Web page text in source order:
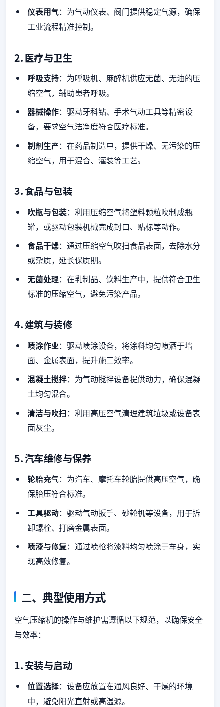
仪表用气：为气动仪表、阀门提供稳定气源，确保
工业流程精准控制。
2.医疗与卫生
呼吸支持：为呼吸机、麻醉机供应无菌、无油的压
缩空气，辅助患者呼吸。
器械操作：驱动牙科钻、手术气动工具等精密设
备，要求空气洁净度符合医疗标准。
制剂生产：在药品制造中，提供干燥、无污染的压
缩空气，用于混合、灌装等工艺。
3.食品与包装
吹瓶与包装：利用压缩空气将塑料颗粒吹制成瓶
罐，或驱动包装机械完成封口、贴标等动作。
食品干燥：通过压缩空气吹扫食品表面，去除水分
或杂质，延长保质期。
无菌处理：在乳制品、饮料生产中，提供符合卫生
标准的压缩空气，避免污染产品。
4.建筑与装修
喷涂作业：驱动喷涂设备，将涂料均匀喷洒于墙
面、金属表面，提升施工效率。
混凝土搅拌：为气动搅拌设备提供动力，确保混凝
土均匀混合。
清洁与吹扫：利用高压空气清理建筑垃圾或设备表
面灰尘。
5.汽车维修与保养
轮胎充气：为汽车、摩托车轮胎提供高压空气，确
保胎压符合标准。
工具驱动：驱动气动扳手、砂轮机等设备，用于拆
卸螺栓、打磨金属表面。
喷漆与修复：通过喷枪将漆料均匀喷涂于车身，实
现高效修复。
二、典型使用方式
空气压缩机的操作与维护需遵循以下规范，以确保安全
与效率：
1.安装与启动
位置选择：设备应放置在通风良好、干燥的环境
中，避免阳光直射或高温源。